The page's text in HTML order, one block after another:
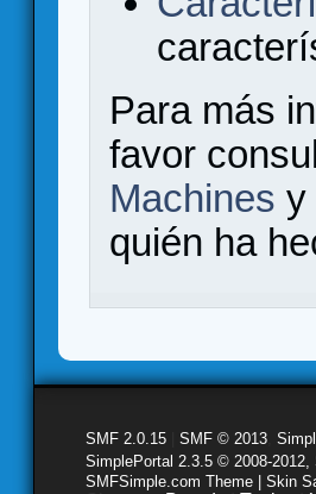
Para más
favor
Machines y
quién ha
SMF 2.0.15 SMF © 2013
SimplePortal 2.3.5 © 2008-2012,
SMFSimple.com Theme | Skin